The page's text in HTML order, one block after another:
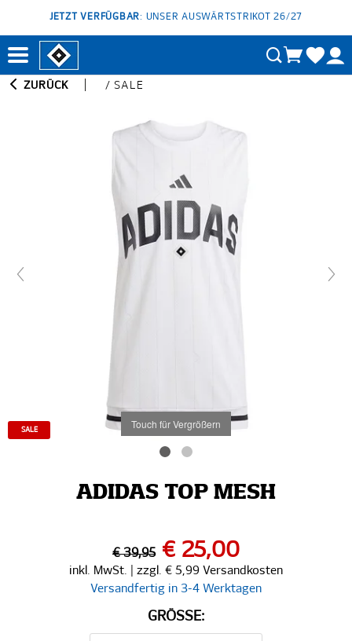
JETZT VERFÜGBAR: UNSER AUSWÄRTSTRIKOT 26/27
ZURÜCK /SALE
Touch für Vergrößern
SALE
ADIDAS TOP MESH
€ 39,95 € 25,00
inkl. MwSt. | zzgl. € 5,99 Versandkosten
Versandfertig in 3-4 Werktagen
GRÖSSE: